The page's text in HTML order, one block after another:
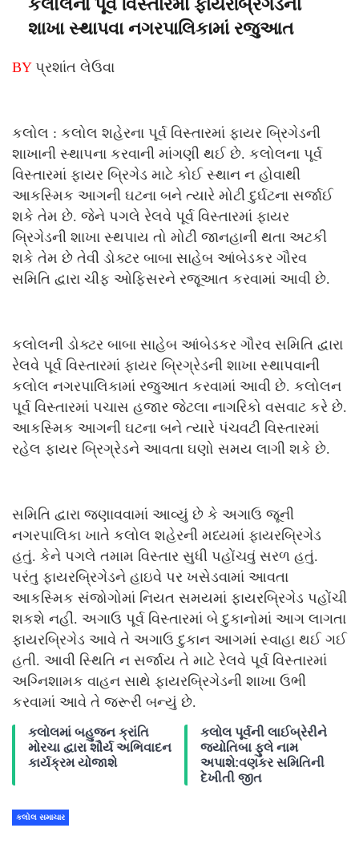
કલોલનાં પૂર્વ વિસ્તારમાં ફાયરબ્રિગેડની
શાખા સ્થાપવા નગરપાલિકામાં રજુઆત
BYપ્રશાંત લેઉવા
કલોલ : કલોલ શહેરના પૂર્વ વિસ્તારમાં ફાયર બ્રિગેડની
શાખાની સ્થાપના કરવાની માંગણી થઈ છે. કલોલના પૂર્વ
વિસ્તારમાં ફાયર બ્રિગેડ માટે કોઈ સ્થાન ન હોવાથી
આકસ્મિક આગની ઘટના બને ત્યારે મોટી દુર્ઘટના સર્જાઈ
શકે તેમ છે. જેને પગલે રેલવે પૂર્વ વિસ્તારમાં ફાયર
બ્રિગેડની શાખા સ્થપાય તો મોટી જાનહાની થતા અટકી
શકે તેમ છે તેવી ડોક્ટર બાબા સાહેબ આંબેડકર ગૌરવ
સમિતિ દ્વારા ચીફ ઓફિસરને રજૂઆત કરવામાં આવી છે.
કલોલની ડોક્ટર બાબા સાહેબ આંબેડકર ગૌરવ સમિતિ દ્વારા
રેલવે પૂર્વ વિસ્તારમાં ફાયર બ્રિગ્રેડની શાખા સ્થાપવાની
કલોલ નગરપાલિકામાં રજુઆત કરવામાં આવી છે. કલોલન
પૂર્વ વિસ્તારમાં પચાસ હજાર જેટલા નાગરિકો વસવાટ કરે છે.
આકસ્મિક આગની ઘટના બને ત્યારે પંચવટી વિસ્તારમાં
રહેલ ફાયર બ્રિગ્રેડને આવતા ઘણો સમય લાગી શકે છે.
સમિતિ દ્વારા જણાવવામાં આવ્યું છે કે અગાઉ જૂની
નગરપાલિકા ખાતે કલોલ શહેરની મધ્યમાં ફાયરબ્રિગેડ
હતું. કેને પગલે તમામ વિસ્તાર સુધી પહોંચવું સરળ હતું.
પરંતુ ફાયરબ્રિગેડને હાઇવે પર ખસેડવામાં આવતા
આકસ્મિક સંજોગોમાં નિયત સમયમાં ફાયરબ્રિગેડ પહોંચી
શકશે નહીં. અગાઉ પૂર્વ વિસ્તારમાં બે દુકાનોમાં આગ લાગતા
ફાયરબ્રિગેડ આવે તે અગાઉ દુકાન આગમાં સ્વાહા થઈ ગઈ
હતી. આવી સ્થિતિ ન સર્જાય તે માટે રેલવે પૂર્વ વિસ્તારમાં
અગ્નિશામક વાહન સાથે ફાયરબ્રિગેડની શાખા ઉભી
કરવામાં આવે તે જરૂરી બન્યું છે.
કલોલમાં બહુજન ક્રાંતિ
મોરચા દ્વારા શૌર્ય અભિવાદન
કાર્યક્રમ યોજાશે
કલોલ પૂર્વની લાઈબ્રેરીને
જ્યોતિબા ફુલે નામ
અપાશે:વણકર સમિતિની
દેખીતી જીત
કલોલ સમાચાર